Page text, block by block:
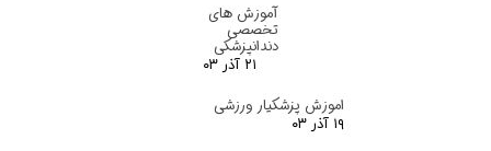
آموزش های
تخصصی
دندانپزشکی
۲۱ آذر ۰۳
اموزش پزشکیار ورزشی
۱۹ آذر ۰۳